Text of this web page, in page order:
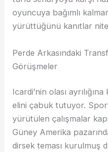
oyuncuya bağımlı
yürüttüğünü kanıtlar
Perde Arkasındaki
Görüşmeler
Icardi’nin olası
elini çabuk tutuyor.
yürütülen çalışmalar
Güney Amerika
dirsek teması kurulmuş